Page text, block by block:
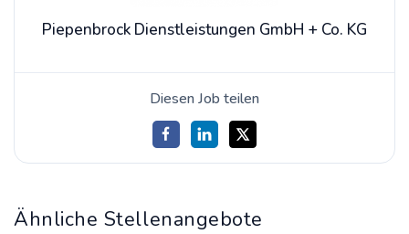
Piepenbrock Dienstleistungen GmbH + Co. KG
Diesen Job teilen
Ähnliche Stellenangebote